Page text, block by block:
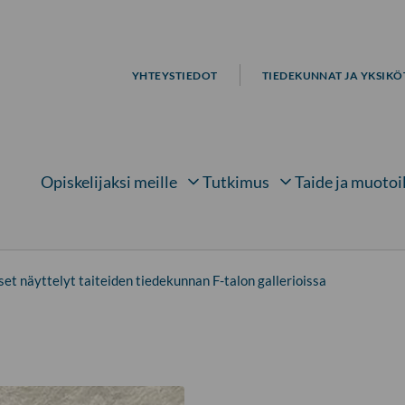
YHTEYSTIEDOT TIEDEKUNNAT JA
Avaa alavalikko kohteelle
Opiskelijaksi meille
Avaa alavalikko
Tutkimus Taide ja
näyttelyt taiteiden tiedekunnan F-talon gallerioissa